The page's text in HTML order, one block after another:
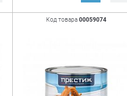
Код товара00059074